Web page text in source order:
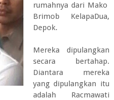
rumahnya dari Mako
Brimob KelapaDua,
Depok.
Mereka dipulangkan
secara bertahap.
Diantara mereka
yang dipulangkan itu
adalah Racmawati